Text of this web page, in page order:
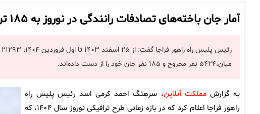
آمار جان باخته‌های تصادفات رانندگی در نوروز به ۱۸۵ تن رسید
میان،۵۴۲۴ نفر مجروح و ۱۸۵ نفر جان خود را از دست داده‌اند.
به گزارشمملکت آنلاین، سرهنگ احمد کرمی اسد رئیس پلیس راه
راهور فراجا اعلام کرد که در بازه زمانی طرح ترافیکی نوروز سال ۱۴۰۴، که